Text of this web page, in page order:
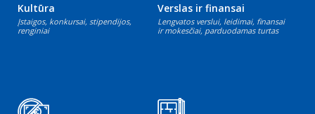
Kultūra
Įstaigos, konkursai, stipendijos,
renginiai
Verslas ir finansai
Lengvatos verslui, leidimai, finansai
ir mokesčiai, parduodamas turtas